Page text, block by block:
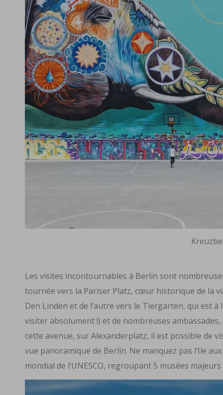
Les visites incontournables à Berlin sont
tournée vers la Pariser Platz, cœur historique de la
Den Linden et de l’autre vers le Tiergarten, qui est
visiter absolument !) et de nombreuses
cette avenue, sur Alexanderplatz, il est possible de
vue panoramique de Berlin. Ne manquez pas l’Ile
mondial de l’UNESCO, regroupant 5 musées